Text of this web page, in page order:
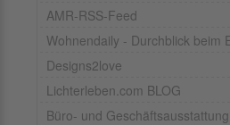
AMR-RSS-Feed
Wohnendaily - Durchblick beim
Designs2love
Lichterleben.com BLOG
Büro- und